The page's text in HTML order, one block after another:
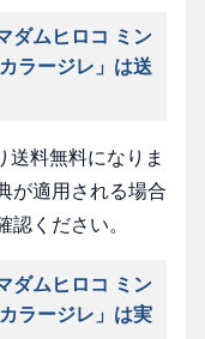
ダムヒロコ ミン
ラージレ」は送
料無料になりま
が適用される場合
ください。
ダムヒロコ ミン
ラージレ」は実